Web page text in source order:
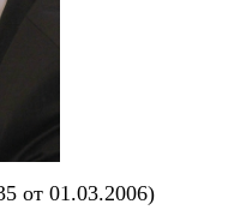
от 01.03.2006)